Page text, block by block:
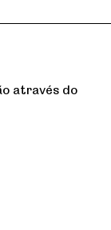
através do